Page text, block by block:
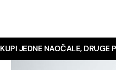
KUPI JEDNE NAOČALE, DRUGE